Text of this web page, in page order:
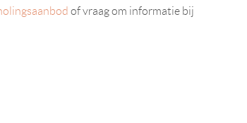
of vraag om informatie bij